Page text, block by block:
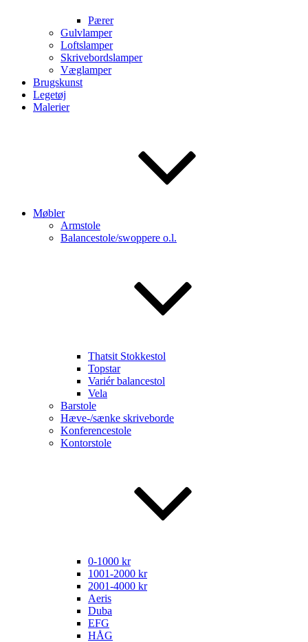
Pærer
Gulvlamper
Loftslamper
Skrivebordslamper
Væglamper
Brugskunst
Legetøj
Malerier
Møbler
Armstole
Balancestole/swoppere o.l.
Thatsit Stokkestol
Topstar
Variér balancestol
Vela
Barstole
Hæve-/sænke skriveborde
Konferencestole
Kontorstole
0-1000 kr
1001-2000 kr
2001-4000 kr
Aeris
Duba
EFG
HÅG